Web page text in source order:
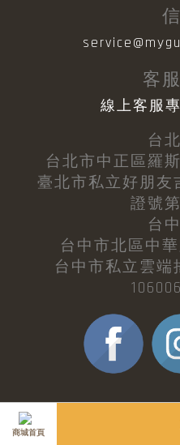
商城首頁
客
線上客服
台
台北市中正區羅
臺北市私立好朋友
證號
台
台中市北區中
台中市私立雲端